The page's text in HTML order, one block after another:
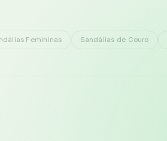
Femininas Sandálias de Couro